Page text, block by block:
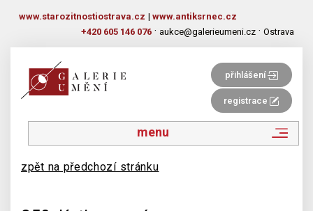
www.starozitnostiostrava.cz | www.antiksrnec.cz
+420 605 146 076 · aukce@galerieumeni.cz · Ostrava
přihlášení
registrace
menu
zpět na předchozí stránku